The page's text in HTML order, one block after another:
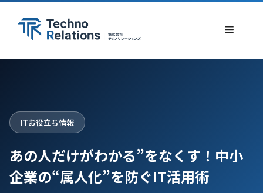
ン
メ
ITお役立ち情報
あの人だけがわかる”をなくす！中小
企業の“属人化”を防ぐIT活用術